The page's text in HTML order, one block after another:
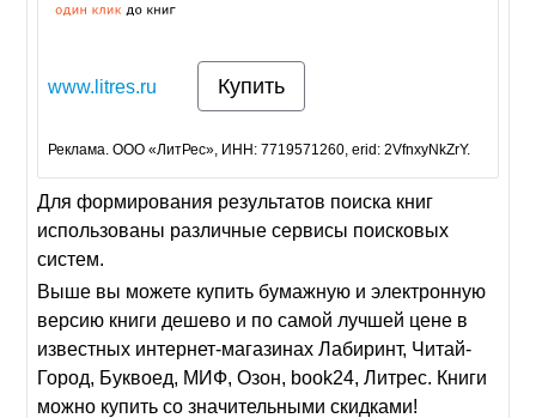
www.litres.ru Купить
Реклама. ООО «ЛитРес», ИНН: 7719571260, erid: 2VfnxyNkZrY.
Для формирования результатов поиска книг
использованы различные сервисы поисковых
систем.
Выше вы можете купить бумажную и электронную
версию книги дешево и по самой лучшей цене в
известных интернет-магазинах Лабиринт, Читай-
Город, Буквоед, МИФ, Озон, book24, Литрес. Книги
можно купить со значительными скидками!